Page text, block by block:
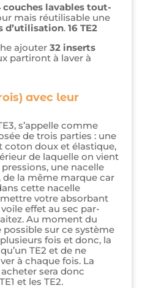
couches lavables tout-
mais réutilisable une
d’utilisation. 16 TE2
ajouter 32 inserts
partiront à laver à
avec leur
s’appelle comme
de trois parties : une
coton doux et élastique,
de laquelle on vient
une nacelle
de la même marque car
cette nacelle
votre absorbant
effet au sec par-
Au moment du
sur ce système
fois et donc, la
TE2 et de ne
à chaque fois. La
sera donc
et les TE2.